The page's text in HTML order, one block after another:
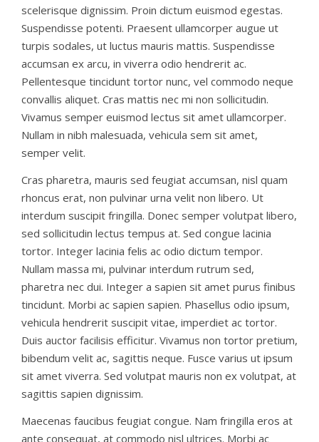
scelerisque dignissim. Proin dictum euismod egestas.
Suspendisse potenti. Praesent ullamcorper augue ut
turpis sodales, ut luctus mauris mattis. Suspendisse
accumsan ex arcu, in viverra odio hendrerit ac.
Pellentesque tincidunt tortor nunc, vel commodo neque
convallis aliquet. Cras mattis nec mi non sollicitudin.
Vivamus semper euismod lectus sit amet ullamcorper.
Nullam in nibh malesuada, vehicula sem sit amet,
semper velit.
Cras pharetra, mauris sed feugiat accumsan, nisl quam
rhoncus erat, non pulvinar urna velit non libero. Ut
interdum suscipit fringilla. Donec semper volutpat libero,
sed sollicitudin lectus tempus at. Sed congue lacinia
tortor. Integer lacinia felis ac odio dictum tempor.
Nullam massa mi, pulvinar interdum rutrum sed,
pharetra nec dui. Integer a sapien sit amet purus finibus
tincidunt. Morbi ac sapien sapien. Phasellus odio ipsum,
vehicula hendrerit suscipit vitae, imperdiet ac tortor.
Duis auctor facilisis efficitur. Vivamus non tortor pretium,
bibendum velit ac, sagittis neque. Fusce varius ut ipsum
sit amet viverra. Sed volutpat mauris non ex volutpat, at
sagittis sapien dignissim.
Maecenas faucibus feugiat congue. Nam fringilla eros at
ante consequat, at commodo nisl ultrices. Morbi ac